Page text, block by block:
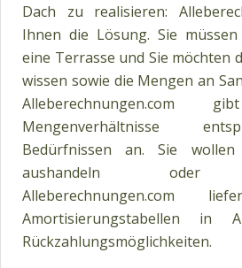
Dach zu realisieren:
Ihnen die Lösung. Sie müssen
eine Terrasse und Sie möchten
wissen sowie die Mengen an
Mengenverhältnisse
Bedürfnissen an. Sie
aushandeln oder
Alleberechnungen.com
Amortisierungstabellen in
Rückzahlungsmöglichkeiten.